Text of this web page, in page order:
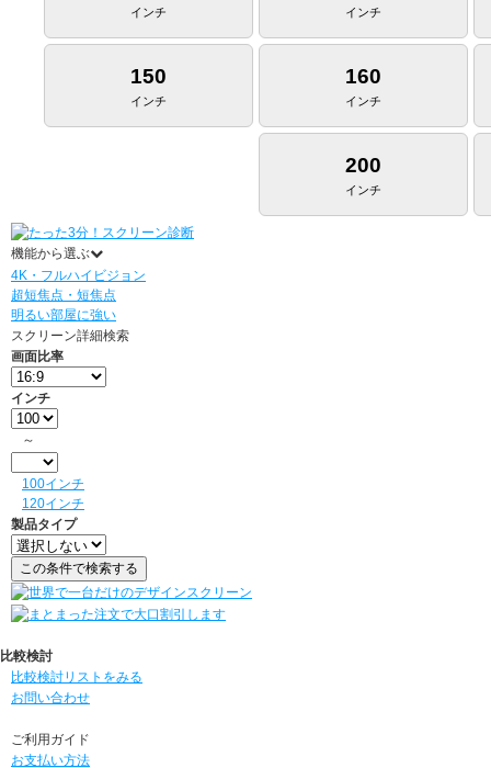
インチ インチ
150
インチ
160
インチ
200
インチ
機能から選ぶ
4K・フルハイビジョン
超短焦点・短焦点
明るい部屋に強い
スクリーン詳細検索
画面比率
インチ
～
100インチ
120インチ
製品タイプ
比較検討
比較検討リストをみる
お問い合わせ
ご利用ガイド
お支払い方法